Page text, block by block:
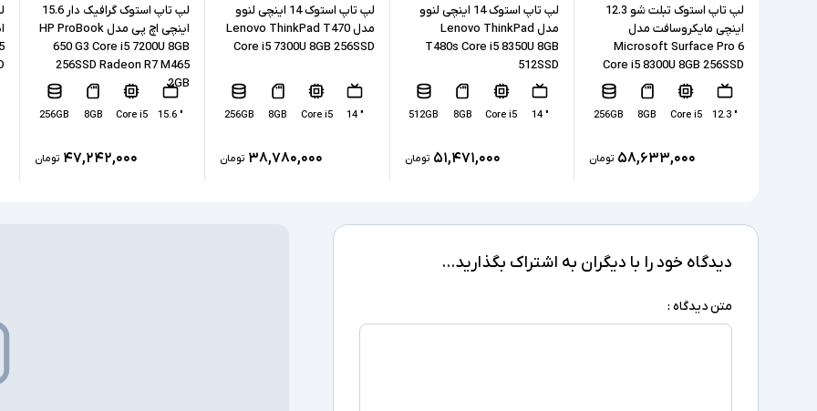
پردازنده
کارت گرافیک
لپ تاپ استوک تبلت شو 12.3
اینچی مایکروسافت مدل
Microsoft Surface Pro 6
Core i5 8300U 8GB 256SSD
" 12.3
Core i5
8GB
256GB
۵۸,۶۳۳,۰۰۰ تومان
لپ تاپ استوک 14 اینچی لنوو
مدل Lenovo ThinkPad
T480s Core i5 8350U 8GB
512SSD
" 14
Core i5
8GB
512GB
۵۱,۴۷۱,۰۰۰ تومان
لپ تاپ استوک 14 اینچی لنوو
مدل Lenovo ThinkPad T470
Core i5 7300U 8GB 256SSD
" 14
Core i5
8GB
256GB
۳۸,۷۸۰,۰۰۰ تومان
لپ تاپ استوک گرافیک دار 15.6
اینچی اچ پی مدل HP ProBook
650 G3 Core i5 7200U 8GB
256SSD Radeon R7 M465
2GB
" 15.6
Core i5
8GB
256GB
۴۷,۲۴۲,۰۰۰ تومان
دیدگاه خود را با دیگران به اشتراک بگذارید...
متن دیدگاه :